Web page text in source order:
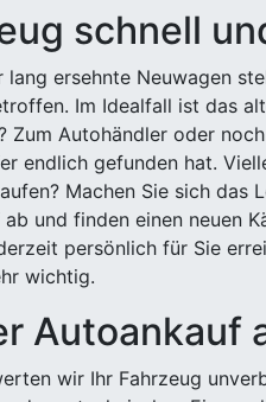
schnell
lang ersehnte Neuwagen
Im Idealfall ist das
Zum Autohändler oder
endlich gefunden hat.
Machen Sie sich das
und finden einen neuen
persönlich für Sie
wichtig.
Autoankauf
wir Ihr Fahrzeug